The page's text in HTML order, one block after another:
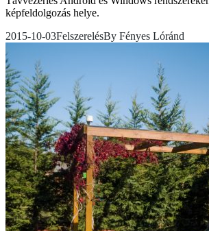
képfeldolgozás helye.
2015-10-03FelszerelésBy Fényes Lóránd